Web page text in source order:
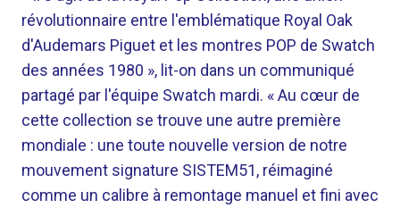
révolutionnaire entre l'emblématique Royal Oak
d'Audemars Piguet et les montres POP de Swatch
des années 1980 », lit-on dans un communiqué
partagé par l'équipe Swatch mardi. « Au cœur de
cette collection se trouve une autre première
mondiale : une toute nouvelle version de notre
mouvement signature SISTEM51, réimaginé
comme un calibre à remontage manuel et fini avec